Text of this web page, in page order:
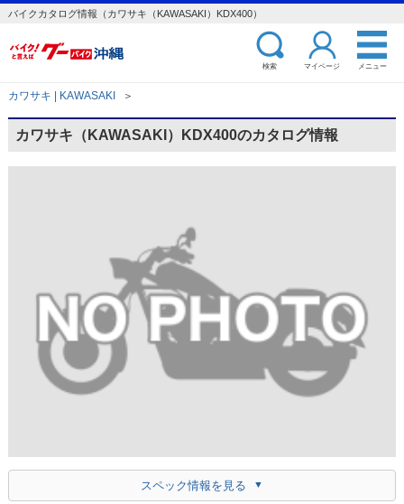
バイクカタログ情報（カワサキ（KAWASAKI）KDX400）
検索 マイページ メニュー
カワサキ | KAWASAKI ＞
カワサキ（KAWASAKI）KDX400のカタログ情報
スペック情報を見る